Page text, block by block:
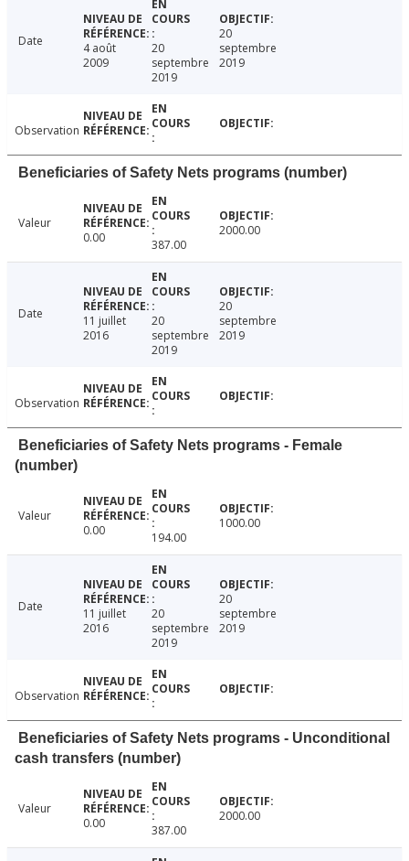
Date
4 août
2009
20
septembre
2019
20
septembre
2019
Observation
Beneficiaries of Safety Nets programs (number)
Valeur
0.00
387.00
2000.00
Date
11 juillet
2016
20
septembre
2019
20
septembre
2019
Observation
Beneficiaries of Safety Nets programs - Female
(number)
Valeur
0.00
194.00
1000.00
Date
11 juillet
2016
20
septembre
2019
20
septembre
2019
Observation
Beneficiaries of Safety Nets programs - Unconditional
cash transfers (number)
Valeur
0.00
387.00
2000.00